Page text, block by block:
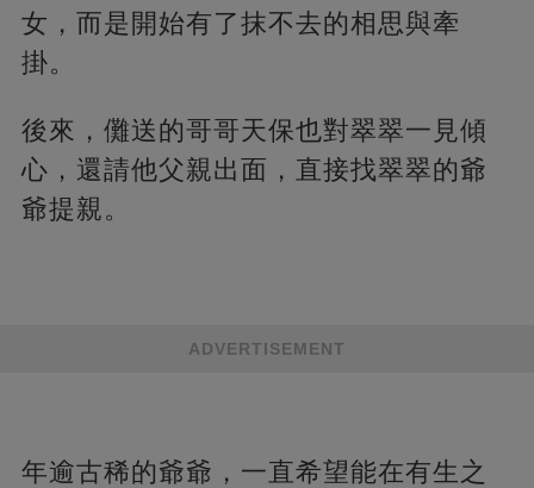
女，而是開始有了抹不去的相思與牽
掛。
後來，儺送的哥哥天保也對翠翠一見傾
心，還請他父親出面，直接找翠翠的爺
爺提親。
ADVERTISEMENT
年逾古稀的爺爺，一直希望能在有生之